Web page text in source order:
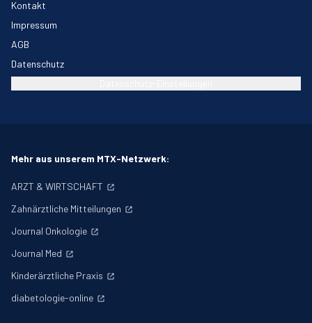
Kontakt
Impressum
AGB
Datenschutz
Mehr aus unserem MTX-Netzwerk:
ARZT & WIRTSCHAFT
Zahnärztliche Mitteilungen
Journal Onkologie
Journal Med
Kinderärztliche Praxis
diabetologie-online